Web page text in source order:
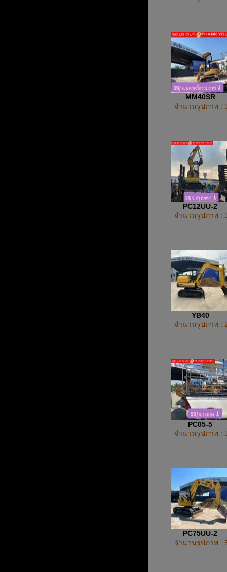
MM40SR
จำนวนรูปภาพ :
PC12UU-2
จำนวนรูปภาพ :
YB40
จำนวนรูปภาพ :
PC05-5
จำนวนรูปภาพ :
PC75UU-2
จำนวนรูปภาพ :